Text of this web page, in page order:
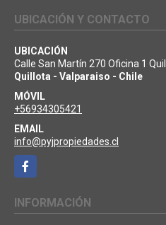
UBICACIÓN Y CONTACTO
UBICACIÓN
Calle San Martín 270 Oficina 1
Quillota - Valparaiso - Chile
MÓVIL
+56934305421
EMAIL
info@pyjpropiedades.cl
Facebook
INFORMACIÓN